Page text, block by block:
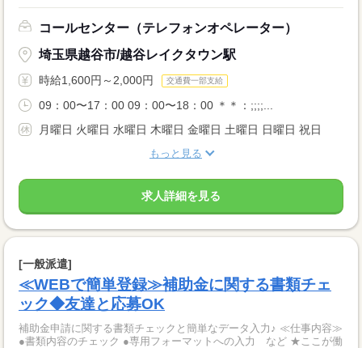
コールセンター（テレフォンオペレーター）
埼玉県越谷市/越谷レイクタウン駅
時給1,600円～2,000円 交通費一部支給
09：00〜17：00 09：00〜18：00 ＊＊：;;;;...
月曜日 火曜日 水曜日 木曜日 金曜日 土曜日 日曜日 祝日
もっと見る
求人詳細を見る
[一般派遣]
≪WEBで簡単登録≫補助金に関する書類チェ
ック◆友達と応募OK
補助金申請に関する書類チェックと簡単なデータ入力♪ ≪仕事内容≫
●書類内容のチェック ●専用フォーマットへの入力 など ★ここが働